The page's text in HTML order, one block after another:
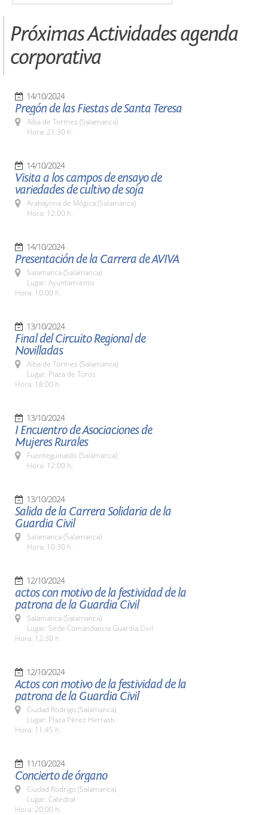
Próximas Actividades agenda
corporativa
14/10/2024
Pregón de las Fiestas de Santa Teresa
Alba de Tormes (Salamanca)
Hora: 21:30 h.
14/10/2024
Visita a los campos de ensayo de
variedades de cultivo de soja
Arabayona de Mógica (Salamanca)
Hora: 12:00 h.
14/10/2024
Presentación de la Carrera de AVIVA
Salamanca (Salamanca)
Lugar: Ayuntamiento
Hora: 10:00 h.
13/10/2024
Final del Circuito Regional de
Novilladas
Alba de Tormes (Salamanca)
Lugar: Plaza de Toros
Hora: 18:00 h.
13/10/2024
I Encuentro de Asociaciones de
Mujeres Rurales
Fuenteguinaldo (Salamanca)
Hora: 12:00 h.
13/10/2024
Salida de la Carrera Solidaria de la
Guardia Civil
Salamanca (Salamanca)
Hora: 10:30 h.
12/10/2024
actos con motivo de la festividad de la
patrona de la Guardia Civil
Salamanca (Salamanca)
Lugar: Sede Comandancia Guardia Civil
Hora: 12:30 h.
12/10/2024
Actos con motivo de la festividad de la
patrona de la Guardia Civil
Ciudad Rodrigo (Salamanca)
Lugar: Plaza Pérez Herrasti
Hora: 11:45 h.
11/10/2024
Concierto de órgano
Ciudad Rodrigo (Salamanca)
Lugar: Catedral
Hora: 20:00 h.